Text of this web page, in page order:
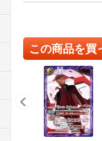
この商品を買